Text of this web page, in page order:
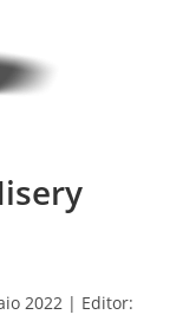
2022 | Editor: